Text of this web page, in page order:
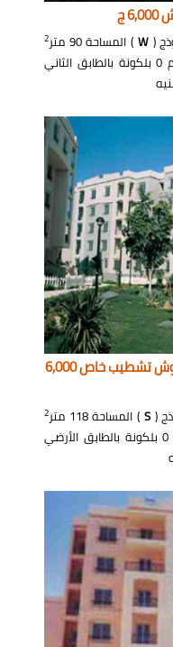
ج
(
W ) المساحة 90 متر 2
تطل على باركنج تشمل 2 نوم 1 حمام 0 بلكونة بالطابق الثاني
للإيجار مفروش تشطيب خاص 6,000
(
S ) المساحة 118 متر 2
تطل على شارع تشمل 3 نوم 2 حمام 0 بلكونة بالطابق الأرضي